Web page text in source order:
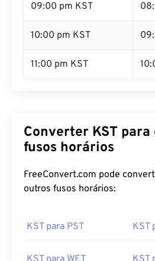
09:00 pm KST
10:00 pm KST
11:00 pm KST
Converter KST para
fusos horários
FreeConvert.com pode
outros fusos horários:
KST para PST KST